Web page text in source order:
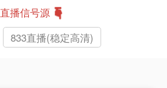
直播信号源
833直播(稳定高清)